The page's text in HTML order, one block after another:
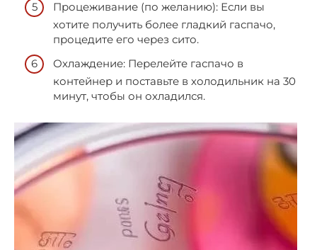
Процеживание (по желанию): Если вы
хотите получить более гладкий гаспачо,
процедите его через сито.
Охлаждение: Перелейте гаспачо в
контейнер и поставьте в холодильник на 30
минут, чтобы он охладился.